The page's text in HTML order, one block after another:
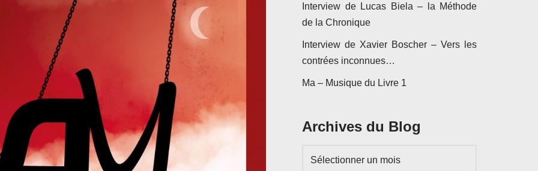
Interview de Lucas Biela – la Méthode
de la Chronique
Interview de Xavier Boscher – Vers les
contrées inconnues…
Ma – Musique du Livre 1
Archives du Blog